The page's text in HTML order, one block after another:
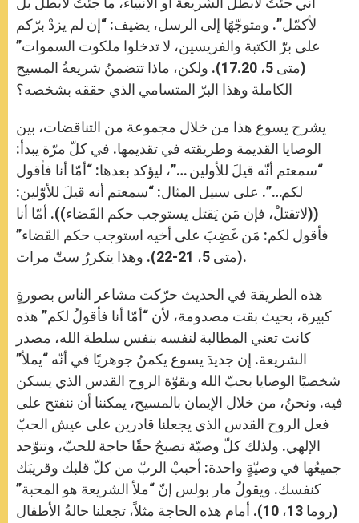
لأكمّل”. ومتوجّهًا إلى الرسل، يضيف: “إن لم يزدْ برّكم
على برّ الكتبة والفريسين، لا تدخلوا ملكوت السموات”
(متى 5، 17.20). ولكن، ماذا تتضمنُ شريعةُ المسيح
الكاملة وهذا البرّ المتسامي الذي حققه بشخصه؟
يشرح يسوع هذا من خلال مجموعة من التناقضات، بين
الوصايا القديمة وطريقته في تقديمها. في كلّ مرّة يبدأ:
“سمعتم أنّه قيلَ للأولين …”، ليؤكد بعدها: “أمّا أنا فأقول
لكم…”. على سبيل المثال: “سمعتم أنه قيلَ للأوّلين:
((لاتقتلْ، فإن مَن يَقتل يستوجب حكم القَضاء)). أمّا أنا
فأقول لكم: مَن غَضِبَ على أخيه استوجب حكم القَضاء”
(متى 5، 21-22). وهذا يتكررُ ستّ مرات.
هذه الطريقة في الحديث حرّكت مشاعر الناس بصورةٍ
كبيرة، بحيث بقت مصدومة، لأن “أمّا أنا فأقولُ لكم” هذه
كانت تعني المطالبة لنفسه بنفس سلطة الله، مصدر
الشريعة. إن جديدَ يسوع يكمنُ جوهريًا في أنّه “يملأ”
شخصيًا الوصايا بحبّ الله وبقوّة الروح القدس الذي يسكن
فيه. ونحنُ، من خلال الإيمان بالمسيح، يمكننا أن ننفتح على
فعل الروح القدس الذي يجعلنا قادرين على عيش الحبّ
الإلهي. ولذلك كلّ وصيّة تصبحُ حقًا حاجة للحبّ، وتتوّحد
جميعُها في وصيّةٍ واحدة: أحببْ الربّ من كلّ قلبك وقريبَك
كنفسك. ويقولُ مار بولس إنّ “ملأ الشريعة هو المحبة”
(روما 13، 10). أمام هذه الحاجة مثلاً، تجعلنا حالةُ الأطفال